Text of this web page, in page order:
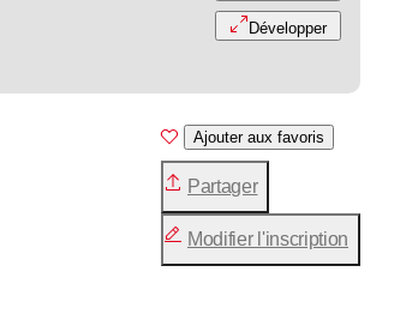
Développer
Ajouter aux favoris
Partager
Modifier l'inscription